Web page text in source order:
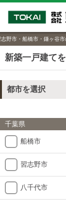
志野市・船橋市・鎌ヶ谷
新築一戸建て
都市を選択
千葉県
船橋市
習志野市
八千代市